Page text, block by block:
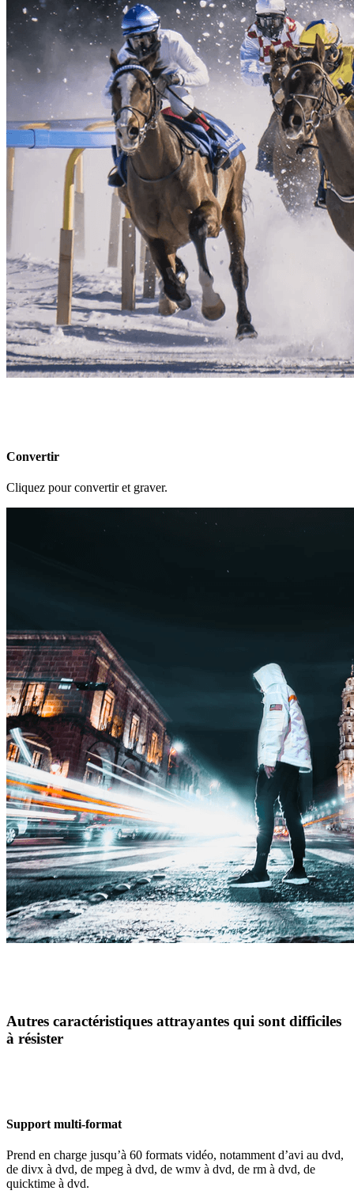
Convertir
Cliquez pour convertir et graver.
Autres caractéristiques attrayantes qui sont difficiles
à résister
Support multi-format
Prend en charge jusqu’à 60 formats vidéo, notamment d’avi au dvd,
de divx à dvd, de mpeg à dvd, de wmv à dvd, de rm à dvd, de
quicktime à dvd.